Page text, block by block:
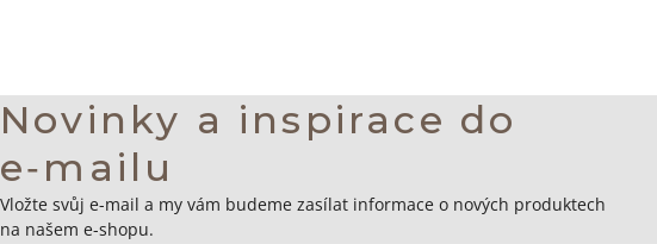
Zápatí
Novinky a inspirace do
e‑mailu
Vložte svůj e-mail a my vám budeme zasílat informace o nových produktech
na našem e-shopu.